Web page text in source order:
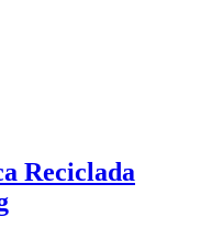
Reciclada